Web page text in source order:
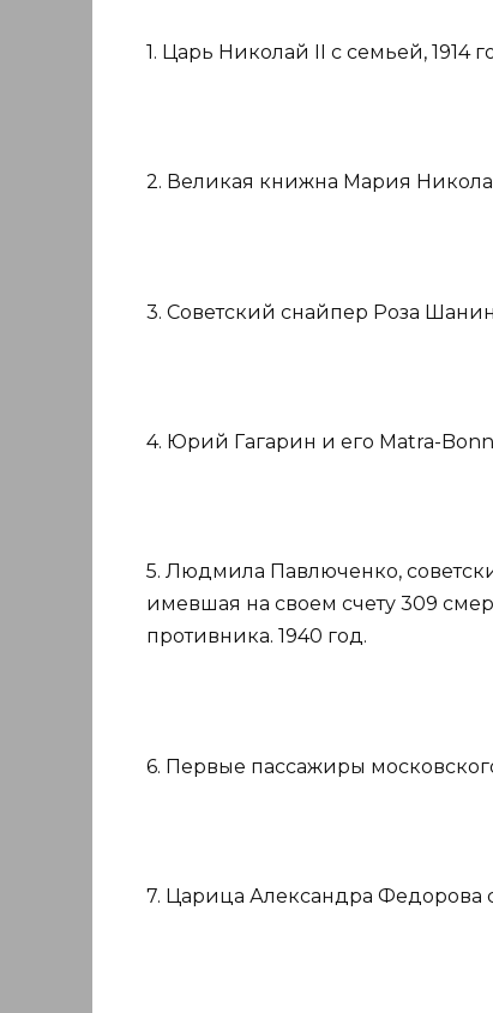
1. Царь Николай II с семьей, 1914
2. Великая книжна Мария
3. Советский снайпер Роза
4. Юрий Гагарин и его Matra-
5. Людмила Павлюченко,
имевшая на своем счету 309
противника. 1940 год.
6. Первые пассажиры
7. Царица Александра Федорова